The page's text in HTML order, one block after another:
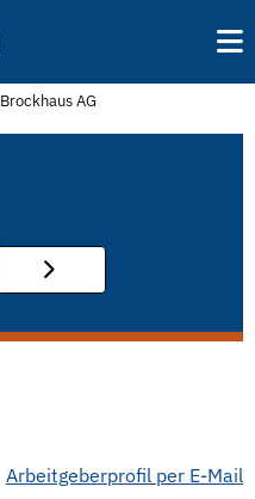
Brockhaus AG
Arbeitgeberprofil per E-Mail